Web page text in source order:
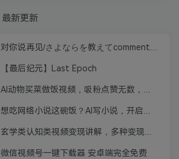
最新更新
【最后纪元】Last Epoch
微信视频号一键下载器 安卓端完全免费